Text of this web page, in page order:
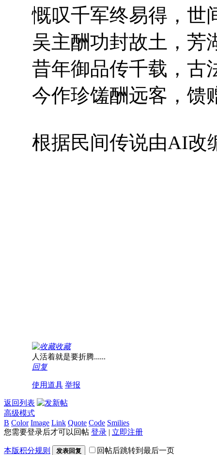
慨叹千军终易得，世
吴主酬功封故土，芳
昔年御品传千载，古
今作珍馐酬远客，馈
根据民间传说由AI改
收藏
人活着就是要折腾......
回复
使用道具 举报
返回列表
高级模式
B Color Image Link Quote Code Smilies
您需要登录后才可以回帖 登录 | 立即注册
本版积分规则 发表回复 回帖后跳转到最后一页